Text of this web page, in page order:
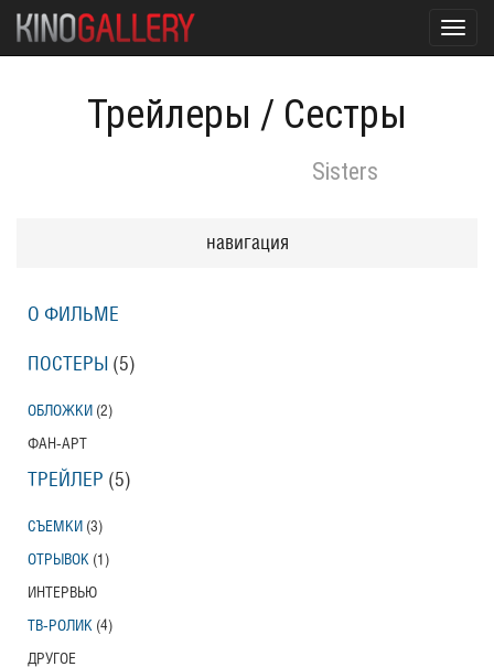
Трейлеры / Сестры
Sisters
навигация
О ФИЛЬМЕ
ПОСТЕРЫ (5)
ОБЛОЖКИ (2)
ФАН-АРТ
ТРЕЙЛЕР (5)
СЪЕМКИ (3)
ОТРЫВОК (1)
ИНТЕРВЬЮ
ТВ-РОЛИК (4)
ДРУГОЕ